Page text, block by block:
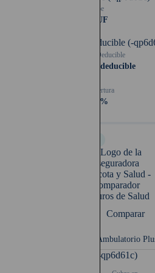
Tope
39 UF
Deducible (-
Deducible
Sin deducible
Cobertura
50%
Comparar
Plan Ambulatorio
UF (-qp6d61c)